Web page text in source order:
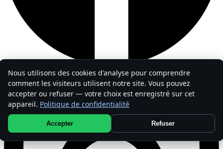
Nous utilisons des cookies d'analyse pour comprendre
comment les visiteurs utilisent notre site. Vous pouvez
accepter ou refuser — votre choix est enregistré sur cet
appareil. Politique de confidentialité
Accepter Refuser